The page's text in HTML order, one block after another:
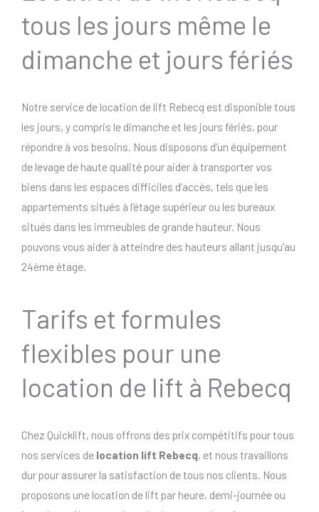
tous les jours même le
dimanche et jours fériés
Notre service de location de lift Rebecq est disponible tous
les jours, y compris le dimanche et les jours fériés, pour
répondre à vos besoins. Nous disposons d’un équipement
de levage de haute qualité pour aider à transporter vos
biens dans les espaces difficiles d’accès, tels que les
appartements situés à l’étage supérieur ou les bureaux
situés dans les immeubles de grande hauteur. Nous
pouvons vous aider à atteindre des hauteurs allant jusqu’au
24ème étage.
Tarifs et formules
flexibles pour une
location de lift à Rebecq
Chez Quicklift, nous offrons des prix compétitifs pour tous
nos services de location lift Rebecq, et nous travaillons
dur pour assurer la satisfaction de tous nos clients. Nous
proposons une location de lift par heure, demi-journée ou